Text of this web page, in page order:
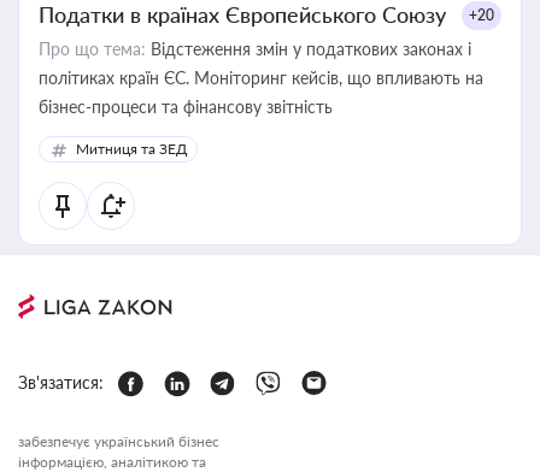
Податки в країнах Європейського Союзу +20
Про що тема: Відстеження змін у податкових законах і
політиках країн ЄС. Моніторинг кейсів, що впливають на
бізнес-процеси та фінансову звітність
Митниця та ЗЕД
Зв'язатися:
забезпечує український бізнес
інформацією, аналітикою та